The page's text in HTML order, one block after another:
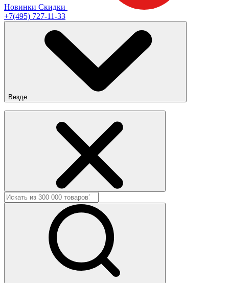
Новинки Скидки
+7(495) 727-11-33
Везде